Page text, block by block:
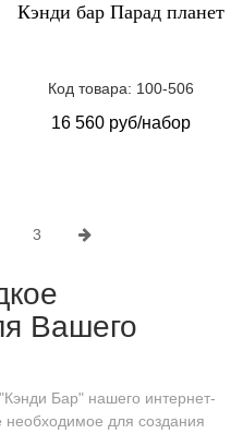
Кэнди бар Парад планет
Код товара: 100-506
16 560 руб/набор
3
Вашего
Бар" нашего интернет-
необходимое для создания